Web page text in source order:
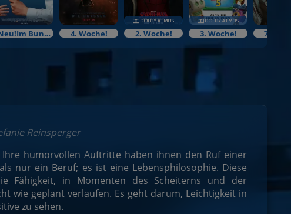
Neu!Im Bundesstart 4. Woche! 2. Woche! 3. Woche! 7.
Reinsperger
humorvollen Auftritte haben ihnen den Ruf einer
nur ein Beruf; es ist eine Lebensphilosophie. Diese
Fähigkeit, in Momenten des Scheiterns und der
wie geplant verlaufen. Es geht darum, Leichtigkeit in
zu sehen.